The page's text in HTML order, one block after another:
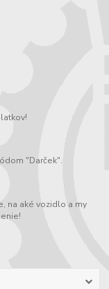
"Darček".
na aké vozidlo a my